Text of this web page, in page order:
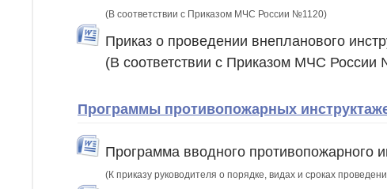
(В соответствии с Приказом МЧС России №1120)
Приказ о проведении внепланового
(В соответствии с Приказом МЧС России
Программы противопожарных
Программа вводного противопожарного
(К приказу руководителя о порядке, видах и сроках